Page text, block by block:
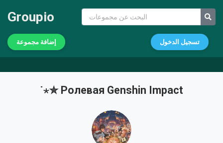
Groupio
إضافة مجموعة تسجيل الدخول
˙⋆✮ Ролевая Genshin Impact